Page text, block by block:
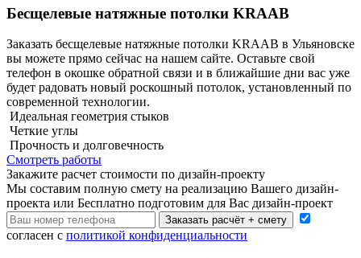
Бесщелевые натяжные потолки KRAAB
Заказать бесщелевые натяжные потолки KRAAB в Ульяновске
вы можете прямо сейчас на нашем сайте. Оставьте свой
телефон в окошке обратной связи и в ближайшие дни вас уже
будет радовать новый роскошный потолок, установленный по
современной технологии.
Идеальная геометрия стыков
Четкие углы
Прочность и долговечность
Смотреть работы
Закажите расчет cтоимости по дизайн-проекту
Мы составим полную смету на реализацию Вашего дизайн-
проекта или Бесплатно подготовим для Вас дизайн-проект
Заказать расчёт + смету
согласен с политикой конфиденциальности